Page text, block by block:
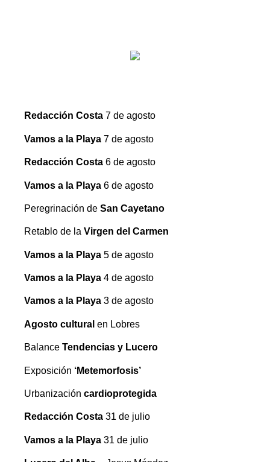
Redacción Costa 7 de agosto
Vamos a la Playa 7 de agosto
Redacción Costa 6 de agosto
Vamos a la Playa 6 de agosto
Peregrinación de San Cayetano
Retablo de la Virgen del Carmen
Vamos a la Playa 5 de agosto
Vamos a la Playa 4 de agosto
Vamos a la Playa 3 de agosto
Agosto cultural en Lobres
Balance Tendencias y Lucero
Exposición ‘Metemorfosis’
Urbanización cardioprotegida
Redacción Costa 31 de julio
Vamos a la Playa 31 de julio